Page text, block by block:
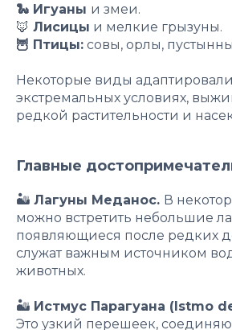
🐍 Игуаны и змеи.
🦊 Лисицы и мелкие грызуны.
🦉 Птицы: совы, орлы,
Некоторые виды
экстремальных условиях,
редкой растительности и
Главные
🏜 Лагуны Меданос. В
можно встретить небольшие
появляющиеся после редких
служат важным источником
животных.
🏜 Истмус Парагуана (Istmo
Это узкий перешеек,